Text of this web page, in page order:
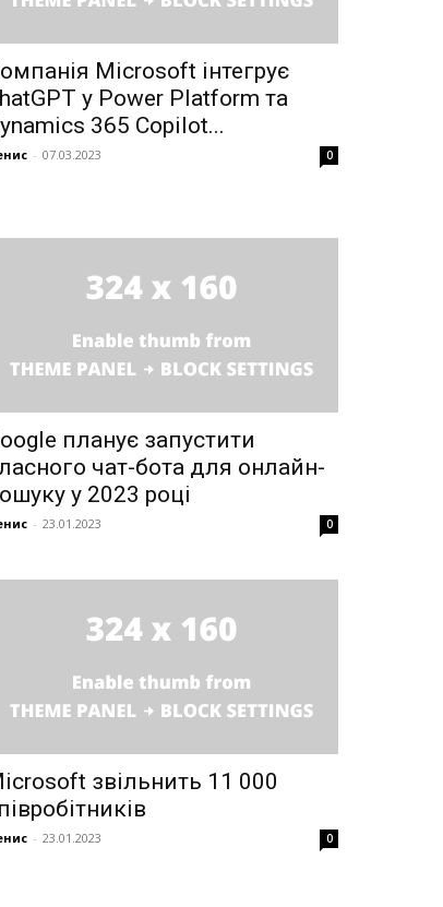
About
My account
Microsoft інтегрує
у Power Platform та
365 Copilot...
- 07.03.2023 0
планує запустити
чат-бота для онлайн-
у 2023 році
- 23.01.2023 0
звільнить 11 000
- 23.01.2023 0